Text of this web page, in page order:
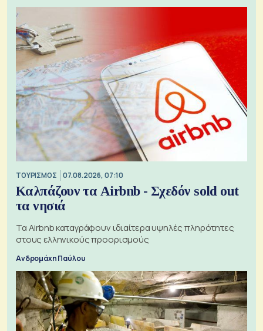
ΤΟΥΡΙΣΜΟΣ 07.08.2026, 07:10
Καλπάζουν τα Airbnb - Σχεδόν sold out
τα νησιά
Τα Airbnb καταγράφουν ιδιαίτερα υψηλές πληρότητες
στους ελληνικούς προορισμούς
Ανδρομάχη Παύλου